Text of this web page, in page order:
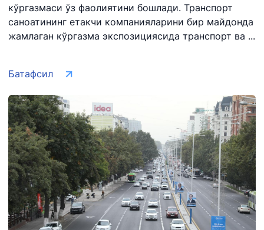
кўргазмаси ўз фаолиятини бошлади. Транспорт
саноатининг етакчи компанияларини бир майдонда
жамлаган кўргазма экспозициясида транспорт ва ...
Батафсил